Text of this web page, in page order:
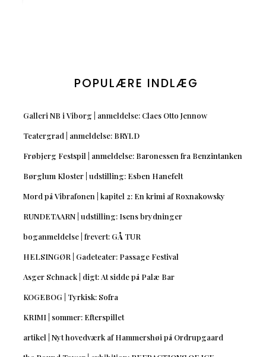
POPULÆRE INDLÆG
Galleri NB i Viborg | anmeldelse: Claes Otto Jennow
Teatergrad | anmeldelse: BRYLD
Frøbjerg Festspil | anmeldelse: Baronessen fra Benzintanken
Børglum Kloster | udstilling: Esben Hanefelt
Mord på Vibrafonen | kapitel 2: En krimi af Roxnakowsky
RUNDETAARN | udstilling: Isens brydninger
boganmeldelse | frevert: GÅ TUR
HELSINGØR | Gadeteater: Passage Festival
Asger Schnack | digt: At sidde på Palæ Bar
KOGEBOG | Tyrkisk: Sofra
KRIMI | sommer: Efterspillet
artikel | Nyt hovedværk af Hammershøi på Ordrupgaard